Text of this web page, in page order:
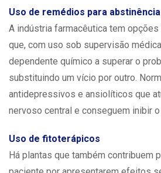
Uso de remédios para abstinência
A indústria farmacêutica tem
que, com uso sob supervisão
dependente químico a superar o
substituindo um vício por outro.
antidepressivos e ansiolíticos que
nervoso central e conseguem inibir
Uso de fitoterápicos
Há plantas que também contribuem